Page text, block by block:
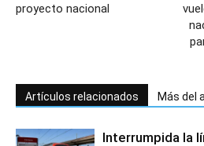
proyecto nacional
Artículos relacionados Más del
Interrumpida la